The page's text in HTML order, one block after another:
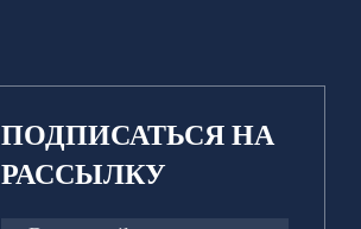
ПОДПИСАТЬСЯ НА
РАССЫЛКУ